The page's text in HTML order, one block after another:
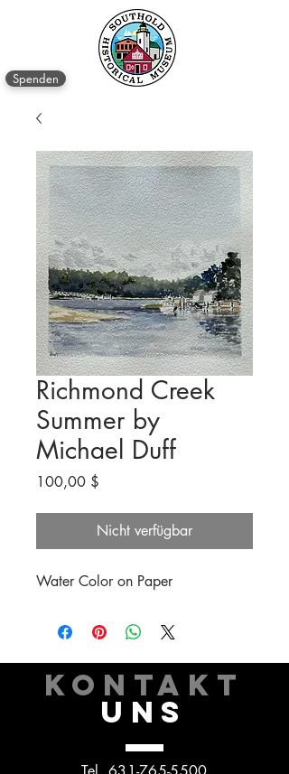
Spenden
Richmond Creek
Summer by
Michael Duff
100,00 $
Nicht verfügbar
Water Color on Paper
KONTAKT
UNS